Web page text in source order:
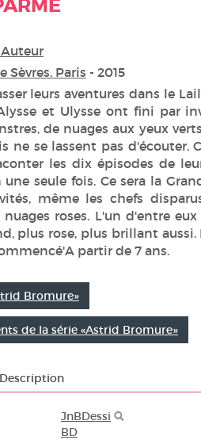
Auteur
Sèvres. Paris - 2015
leurs aventures dans le
et Ulysse ont fini par
de nuages aux yeux
ne se lassent pas d'écouter.
les dix épisodes de
seule fois. Ce sera la
même les chefs
roses. L'un d'entre
plus rose, plus brillant
partir de 7 ans.
Bromure»
de la série «Astrid Bromure»
Description
JnBDessi
BD